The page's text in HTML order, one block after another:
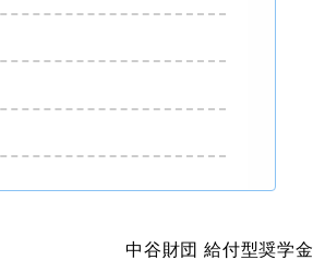
中谷財団 給付型奨学金